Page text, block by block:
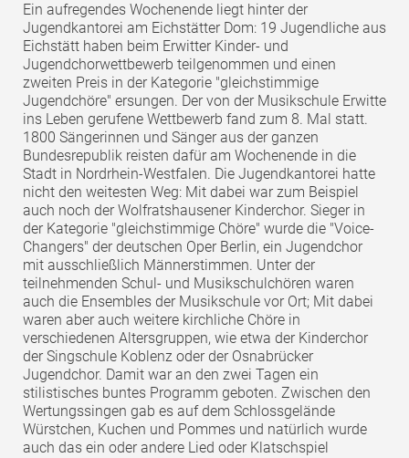
Ein aufregendes Wochenende liegt hinter der
Jugendkantorei am Eichstätter Dom: 19 Jugendliche aus
Eichstätt haben beim Erwitter Kinder- und
Jugendchorwettbewerb teilgenommen und einen
zweiten Preis in der Kategorie "gleichstimmige
Jugendchöre" ersungen. Der von der Musikschule Erwitte
ins Leben gerufene Wettbewerb fand zum 8. Mal statt.
1800 Sängerinnen und Sänger aus der ganzen
Bundesrepublik reisten dafür am Wochenende in die
Stadt in Nordrhein-Westfalen. Die Jugendkantorei hatte
nicht den weitesten Weg: Mit dabei war zum Beispiel
auch noch der Wolfratshausener Kinderchor. Sieger in
der Kategorie "gleichstimmige Chöre" wurde die "Voice-
Changers" der deutschen Oper Berlin, ein Jugendchor
mit ausschließlich Männerstimmen. Unter der
teilnehmenden Schul- und Musikschulchören waren
auch die Ensembles der Musikschule vor Ort; Mit dabei
waren aber auch weitere kirchliche Chöre in
verschiedenen Altersgruppen, wie etwa der Kinderchor
der Singschule Koblenz oder der Osnabrücker
Jugendchor. Damit war an den zwei Tagen ein
stilistisches buntes Programm geboten. Zwischen den
Wertungssingen gab es auf dem Schlossgelände
Würstchen, Kuchen und Pommes und natürlich wurde
auch das ein oder andere Lied oder Klatschspiel